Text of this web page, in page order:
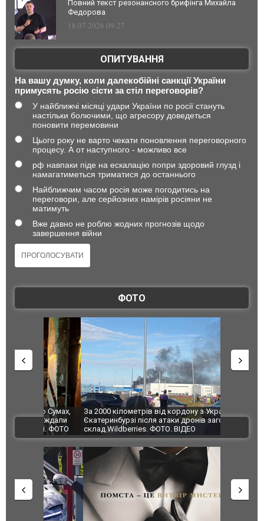
Повний текст резонансного брифінга Михайла
Федорова
18.07.2026 09:27
ОПИТУВАННЯ
На вашу думку, коли далекобійні санкції України
примусять росію сісти за стіл переговорів?
У найближчі місяці удари України по росії стануть
настільки болючими, що агресору доведеться
поновити перемовини
Цього року не варто чекати поновлення переговорного
процесу. А от наступного - можливо все
рф навпаки піде на ескалацію попри здоровий глузд і
намагатиметься триматися до останнього
Найближчим часом росія може погодитись на
переговори, але серйозних намірів росіяни не
матимуть
Вже давно не роблю жодних прогнозів щодо
завершення війни
ФОТО
За 2000 кілометрів від кордону з Україною: в
Єкатеринбурзі після атаки дронів загорівся
склад Wildberries. ФОТО. ВІДЕО
"Мої
ВІДЕО